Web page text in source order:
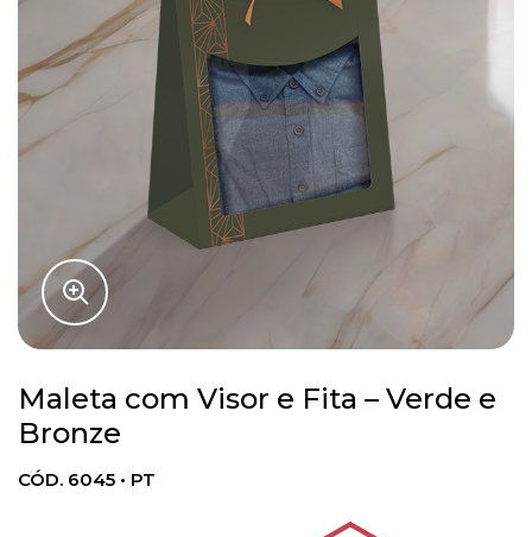
Maleta com Visor e Fita – Verde e
Bronze
CÓD. 6045 • PT